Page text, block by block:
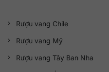
Rượu vang Chile
Rượu vang Mỹ
Rượu vang Tây Ban Nha